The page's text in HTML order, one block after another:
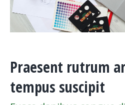
Praesent rutrum
tempus suscipit